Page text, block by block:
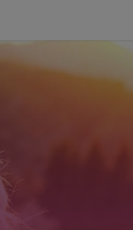
TRABALHE
LIVRO DE